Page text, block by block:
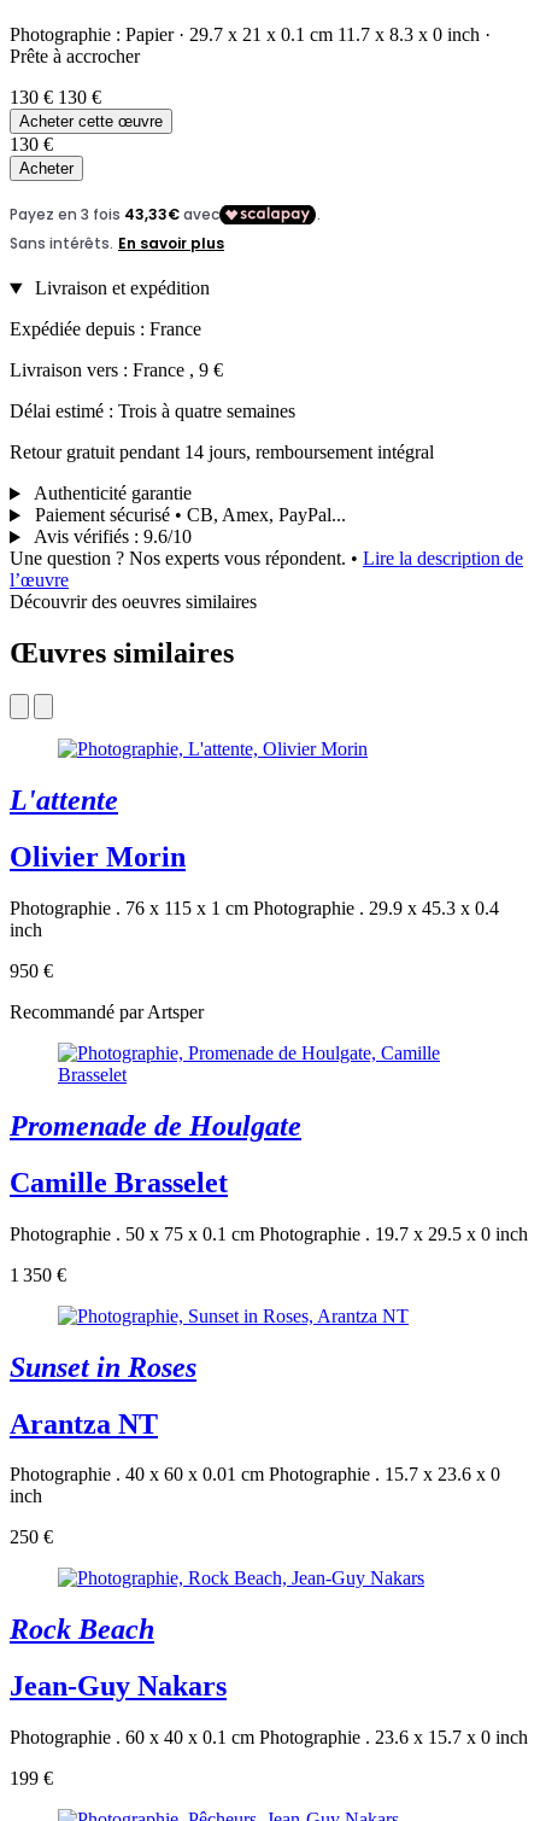
Photographie : Papier · 29.7 x 21 x 0.1 cm 11.7 x 8.3 x 0 inch ·
Prête à accrocher
130 € 130 €
Acheter cette œuvre
130 €
Acheter
Livraison et expédition
Expédiée depuis : France
Livraison vers : France , 9 €
Délai estimé : Trois à quatre semaines
Retour gratuit pendant 14 jours, remboursement intégral
Authenticité garantie
Paiement sécurisé • CB, Amex, PayPal...
Avis vérifiés : 9.6/10
Une question ? Nos experts vous répondent. • Lire la description de
l’œuvre
Découvrir des oeuvres similaires
Œuvres similaires
L'attente
Olivier Morin
Photographie . 76 x 115 x 1 cm Photographie . 29.9 x 45.3 x 0.4
inch
950 €
Recommandé par Artsper
Promenade de Houlgate
Camille Brasselet
Photographie . 50 x 75 x 0.1 cm Photographie . 19.7 x 29.5 x 0 inch
1 350 €
Sunset in Roses
Arantza NT
Photographie . 40 x 60 x 0.01 cm Photographie . 15.7 x 23.6 x 0
inch
250 €
Rock Beach
Jean-Guy Nakars
Photographie . 60 x 40 x 0.1 cm Photographie . 23.6 x 15.7 x 0 inch
199 €